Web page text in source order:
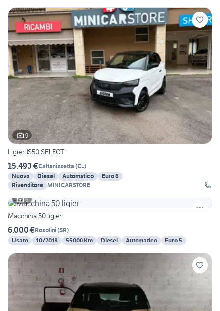
9
Ligier JS50 SELECT
15.490 €Caltanissetta (CL)
Nuovo
Diesel Automatico
Euro 6
Rivenditore MINICARSTORE
5
Macchina 50 ligier
6.000 €Rosolini(SR)
Usato
10/2018 55000 Km Diesel Automatico Euro 5